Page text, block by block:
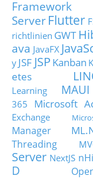
Framework
Server Flutter
richtlinien GWT
ava JavaFX
y JSF JSP Kanban
etes
Learning
MAUI
365
Microsoft
Exchange
Manager
Threading
Server NextJS
D